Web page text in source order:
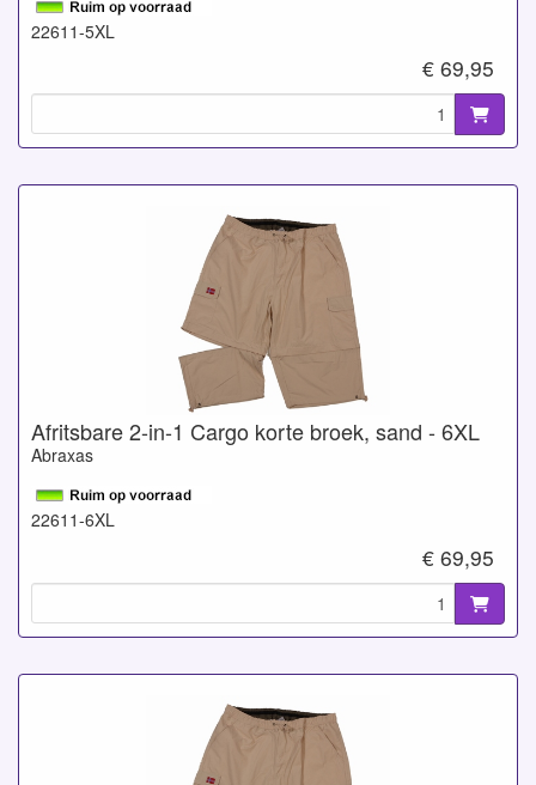
22611-5XL
€ 69,95
Afritsbare 2-in-1 Cargo korte broek, sand - 6XL
Abraxas
22611-6XL
€ 69,95